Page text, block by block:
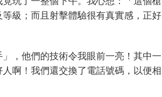
級；而且射擊體驗很有真實感，正好
，他們的技術令我眼前一亮！其中一
啊！我們還交換了電話號碼，以便相